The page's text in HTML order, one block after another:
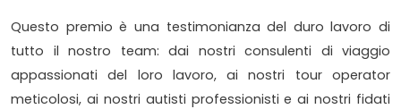
Questo premio è una testimonianza del duro lavoro di
tutto il nostro team: dai nostri consulenti di viaggio
appassionati del loro lavoro, ai nostri tour operator
meticolosi, ai nostri autisti professionisti e ai nostri fidati